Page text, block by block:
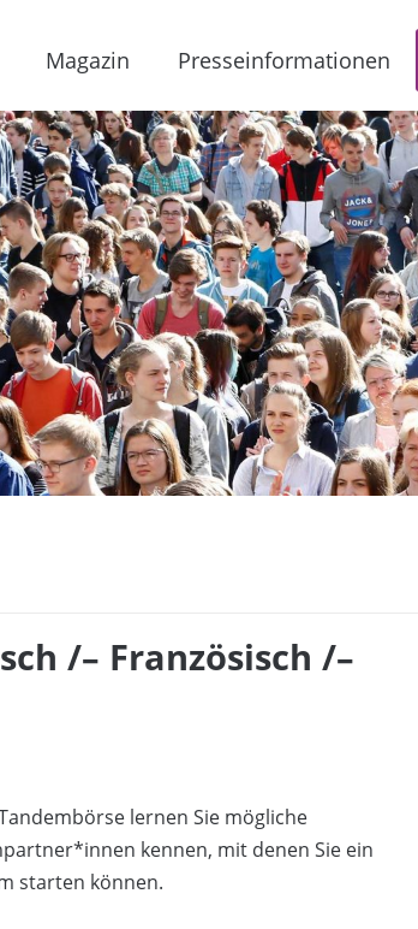
Magazin Presseinformationen
/– Französisch /–
lernen Sie mögliche
kennen, mit denen Sie ein
starten können.